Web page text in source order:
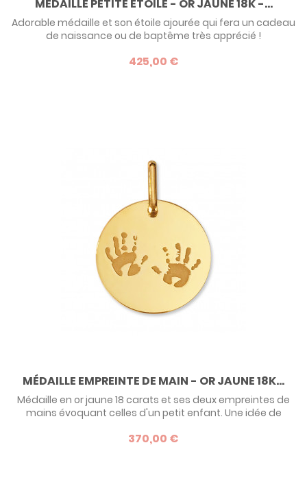
MÉDAILLE PETITE ETOILE - OR JAUNE 18K -...
Adorable médaille et son étoile ajourée qui fera un cadeau
de naissance ou de baptême très apprécié !
425,00 €
MÉDAILLE EMPREINTE DE MAIN - OR JAUNE 18K...
Médaille en or jaune 18 carats et ses deux empreintes de
mains évoquant celles d'un petit enfant. Une idée de
baptême.
370,00 €